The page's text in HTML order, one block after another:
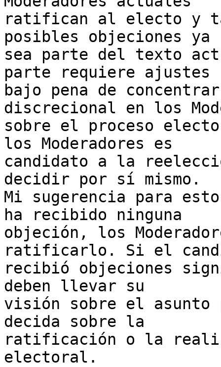
ratifican al electo y
posibles objeciones ya
sea parte del texto
parte requiere ajustes
bajo pena de
discrecional en los
sobre el proceso
los Moderadores es
candidato a la
decidir por sí mismo.
Mi sugerencia para
ha recibido ninguna
objeción, los
ratificarlo. Si el
recibió objeciones
deben llevar su
visión sobre el asunto
decida sobre la
ratificación o la
electoral.